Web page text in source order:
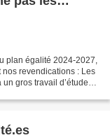
plan égalité 2024-2027,
nos revendications : Les
gros travail d’études